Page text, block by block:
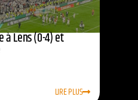
à Lens (0-4) et
LIRE PLUS